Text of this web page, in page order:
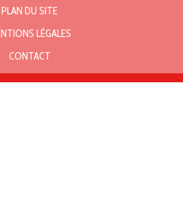
PLAN DU SITE
LÉGALES
CONTACT